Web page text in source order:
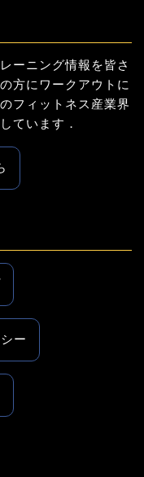
ーニング情報を皆さ
方にワークアウトに
フィットネス産業界
ています．
ー